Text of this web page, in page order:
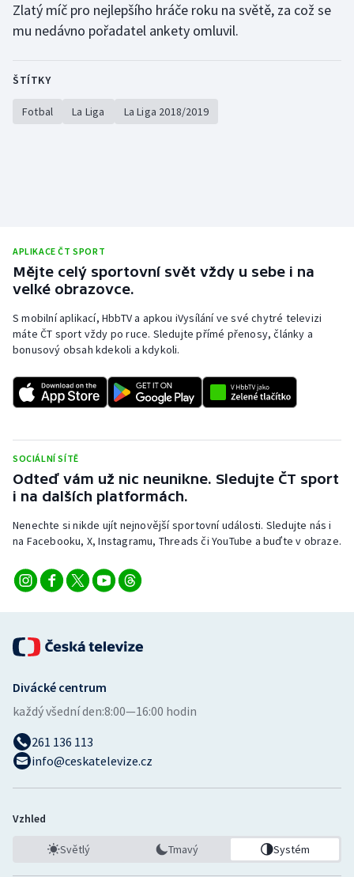
Ostatní
Zlatý míč pro nejlepšího hráče roku na světě, za což se
mu nedávno pořadatel ankety omluvil.
ŠTÍTKY
Fotbal La Liga La Liga 2018/2019
APLIKACE ČT SPORT
Mějte celý sportovní svět vždy u sebe i na
velké obrazovce.
S mobilní aplikací, HbbTV a apkou iVysílání ve své chytré televizi
máte ČT sport vždy po ruce. Sledujte přímé přenosy, články a
bonusový obsah kdekoli a kdykoli.
SOCIÁLNÍ SÍTĚ
Odteď vám už nic neunikne. Sledujte ČT sport
i na dalších platformách.
Nenechte si nikde ujít nejnovější sportovní události. Sledujte nás i
na Facebooku, X, Instagramu, Threads či YouTube a buďte v obraze.
Divácké centrum
každý všední den:8:00—16:00 hodin
261 136 113
info@ceskatelevize.cz
Vzhled
Světlý Tmavý Systém